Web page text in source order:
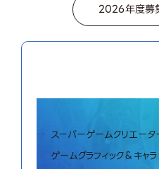
2026年度募
スーパーゲームクリエー
ゲームグラフィック＆キャ